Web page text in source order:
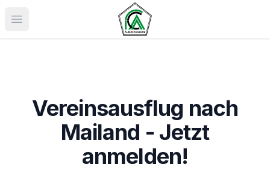
Menü öffnen
Vereinsausflug nach
Mailand - Jetzt
anmelden!